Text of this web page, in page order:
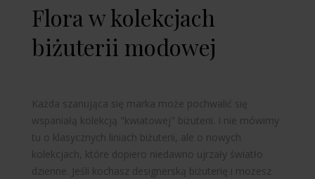
Flora w kolekcjach
biżuterii modowej
Każda szanująca się marka może pochwalić się
wspaniałą kolekcją "kwiatowej" biżuterii. I nie mówimy
tu o klasycznych liniach biżuterii, ale o nowych
kolekcjach, które dopiero niedawno ujrzały światło
dzienne. Jeśli kochasz designerską biżuterię i możesz